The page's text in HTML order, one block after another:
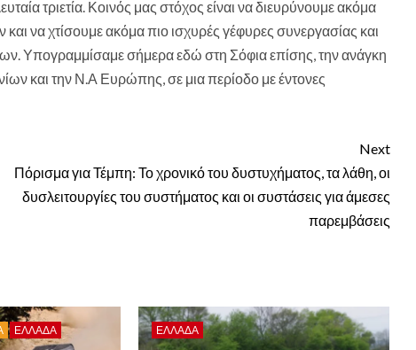
τριετία. Κοινός μας στόχος είναι να διευρύνουμε ακόμα
να χτίσουμε ακόμα πιο ισχυρές γέφυρες συνεργασίας και
Υπογραμμίσαμε σήμερα εδώ στη Σόφια επίσης, την ανάγκη
και την Ν.Α Ευρώπης, σε μια περίοδο με έντονες
Next
Πόρισμα για Τέμπη: Το χρονικό του δυστυχήματος, τα λάθη, οι
δυσλειτουργίες του συστήματος και οι συστάσεις για άμεσες
παρεμβάσεις
ΕΛΛΑΔΑ
ΕΛΛΑΔΑ